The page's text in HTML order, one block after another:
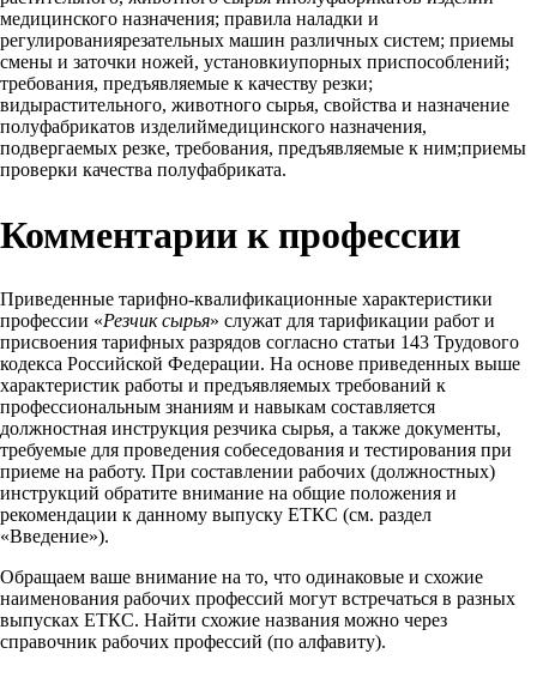
медицинского назначения; правила наладки и
регулированиярезательных машин различных систем; приемы
смены и заточки ножей, установкиупорных приспособлений;
требования, предъявляемые к качеству резки;
видырастительного, животного сырья, свойства и назначение
полуфабрикатов изделиймедицинского назначения,
подвергаемых резке, требования, предъявляемые к ним;приемы
проверки качества полуфабриката.
Комментарии к профессии
Приведенные тарифно-квалификационные характеристики
профессии «Резчик сырья» служат для тарификации работ и
присвоения тарифных разрядов согласно статьи 143 Трудового
кодекса Российской Федерации. На основе приведенных выше
характеристик работы и предъявляемых требований к
профессиональным знаниям и навыкам составляется
должностная инструкция резчика сырья, а также документы,
требуемые для проведения собеседования и тестирования при
приеме на работу. При составлении рабочих (должностных)
инструкций обратите внимание на общие положения и
рекомендации к данному выпуску ЕТКС (см. раздел
«Введение»).
Обращаем ваше внимание на то, что одинаковые и схожие
наименования рабочих профессий могут встречаться в разных
выпусках ЕТКС. Найти схожие названия можно через
справочник рабочих профессий (по алфавиту).